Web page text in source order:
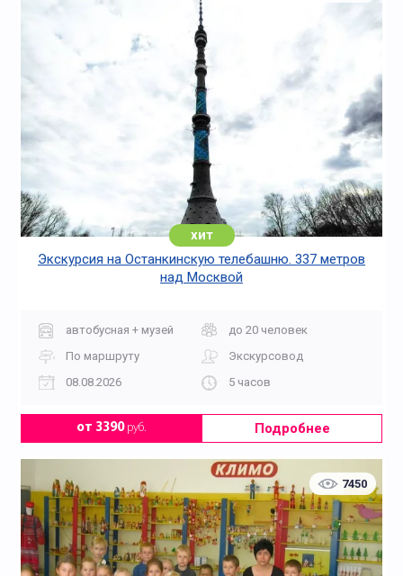
хит
Экскурсия на Останкинскую телебашню. 337 метров
над Москвой
автобусная + музей
до 20 человек
По маршруту
Экскурсовод
08.08.2026
5 часов
от 3390руб. Подробнее
7450